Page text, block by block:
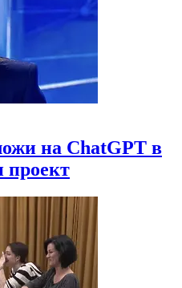
на ChatGPT в
проект